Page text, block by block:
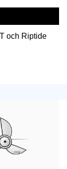
och Riptide